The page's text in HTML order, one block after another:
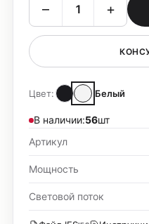
– +
Цвет: Белый
В наличии:56шт
Артикул
Мощность
Световой поток